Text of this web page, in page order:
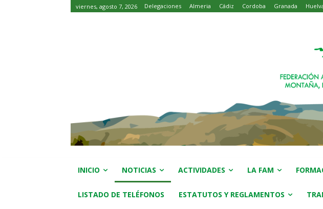
viernes, agosto 7, 2026 Delegaciones Almeria Cádiz Cordoba Granada
INICIO NOTICIAS ACTIVIDADES LA FAM
LISTADO DE TELÉFONOS ESTATUTOS Y REGLAMENTOS